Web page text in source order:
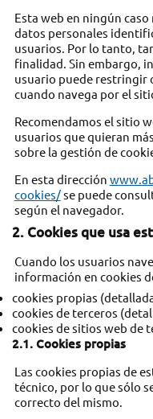
Esta web en ningún
datos personales
usuarios. Por lo tanto,
finalidad. Sin embargo,
usuario puede restringir
cuando navega por el
Recomendamos el sitio
usuarios que quieran
sobre la gestión de
En esta dirección
cookies/se puede
según el navegador.
2. Cookies que usa
Cuando los usuarios
información en cookies
cookies propias
cookies de terceros
cookies de sitios web de
2.1. Cookies propias
Las cookies propias de
técnico, por lo que sólo
correcto del mismo.